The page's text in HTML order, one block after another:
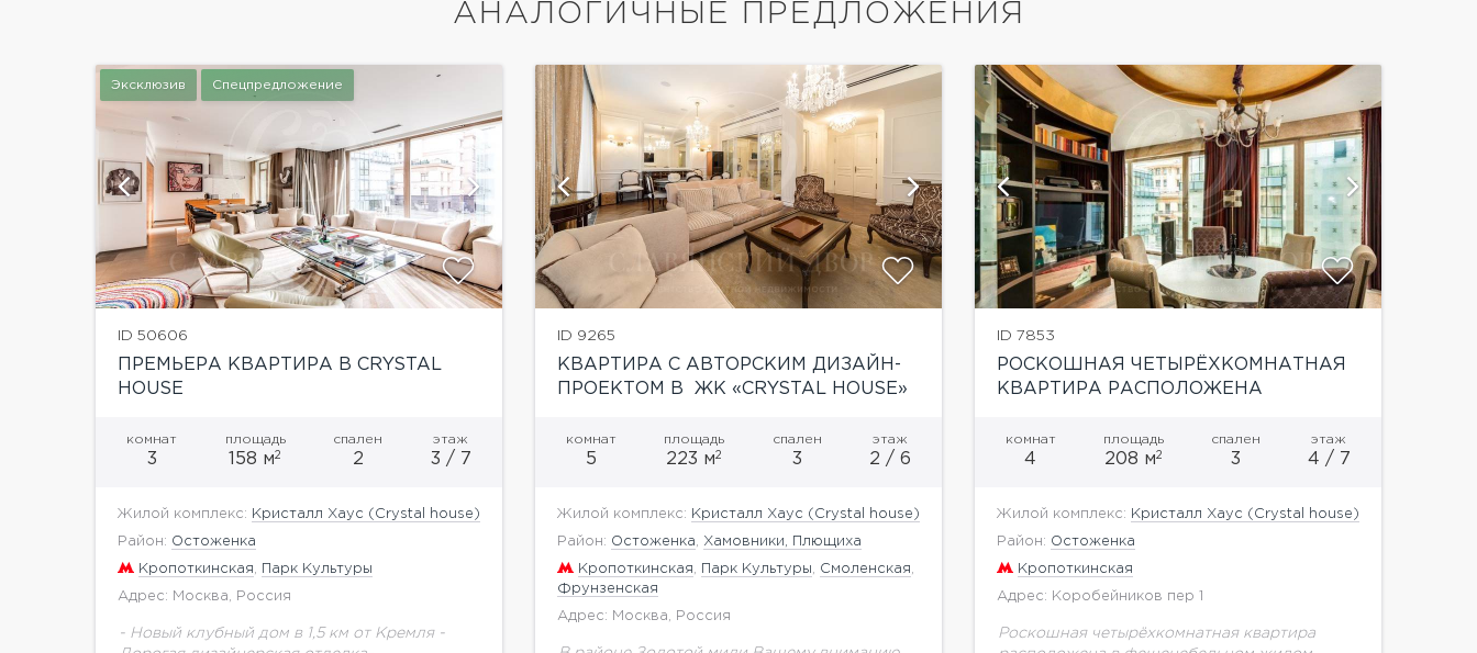
АНАЛОГИЧНЫЕ ПРЕДЛОЖЕНИЯ
Эксклюзив Спецпредложение
ID 50606
ПРЕМЬЕРА КВАРТИРА В CRYSTAL
HOUSE
комнат
3
площадь
158 м2
спален
2
этаж
3 / 7
Жилой комплекс: Кристалл Хаус (Crystal house)
Район: Остоженка
Кропоткинская Парк Культуры
Адрес: Москва, Россия
- Новый клубный дом в 1,5 км от Кремля -
показать ещё 28 фотографий
ID 9265
КВАРТИРА С АВТОРСКИМ ДИЗАЙН-
ПРОЕКТОМ В ЖК «CRYSTAL HOUSE»
комнат
5
площадь
223 м2
спален
3
этаж
2 / 6
Жилой комплекс: Кристалл Хаус (Crystal house)
Район: Остоженка Хамовники, Плющиха
Кропоткинская Парк Культуры Смоленская
Фрунзенская
Адрес: Москва, Россия
показать ещё 5 фотографий
ID 7853
РОСКОШНАЯ ЧЕТЫРЁХКОМНАТНАЯ
КВАРТИРА РАСПОЛОЖЕНА
КОМПЛЕКСЕ «КРИСТАЛЛ ХАУС.»
комнат
4
площадь
208 м2
спален
3
этаж
4 / 7
Жилой комплекс: Кристалл Хаус (Crystal house)
Район: Остоженка
Кропоткинская
Адрес: Коробейников пер 1
Роскошная четырёхкомнатная квартира